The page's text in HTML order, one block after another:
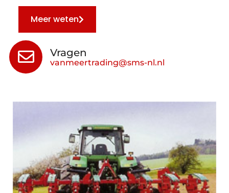
Meer weten
Vragen
vanmeertrading@sms-nl.nl